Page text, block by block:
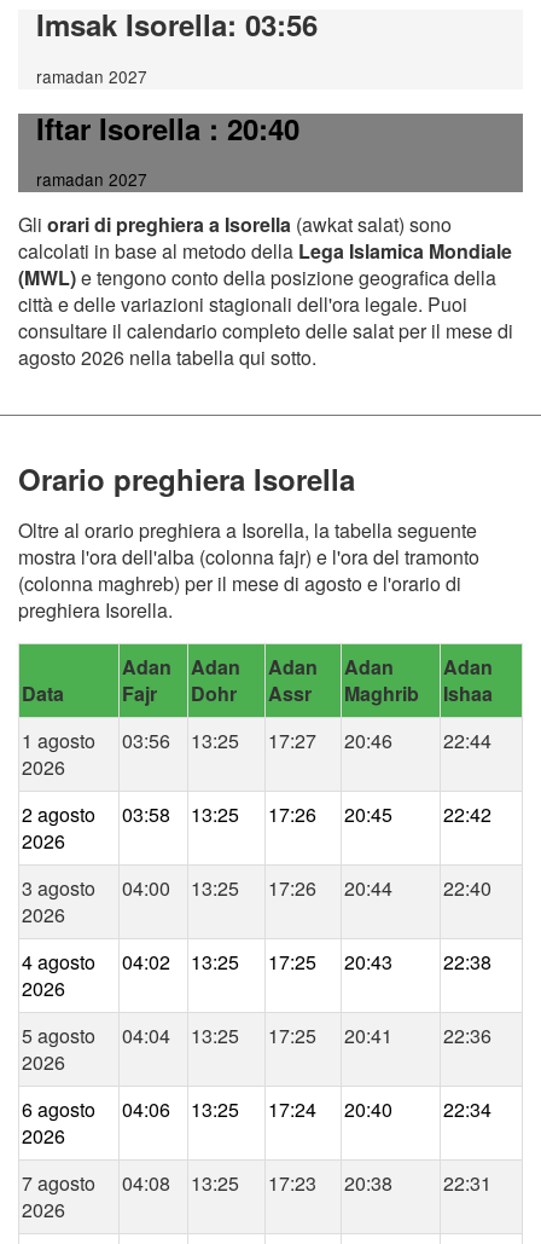
Imsak Isorella: 03:56
ramadan 2027
Iftar Isorella: 20:40
ramadan 2027
Gli orari di preghiera a Isorella (awkat salat) sono
calcolati in base al metodo della Lega Islamica Mondiale
(MWL)e tengono conto della posizione geografica della
città e delle variazioni stagionali dell'ora legale. Puoi
consultare il calendario completo delle salat per il mese di
agosto 2026 nella tabella qui sotto.
Orario preghiera Isorella
Oltre al orario preghiera a Isorella, la tabella seguente
mostra l'ora dell'alba (colonna fajr) e l'ora del tramonto
(colonna maghreb) per il mese di agosto e l'orario di
preghiera Isorella.
Data
Adan
Fajr
Adan
Dohr
Adan
Assr
Adan
Maghrib
Adan
Ishaa
1 agosto
2026
03:56 13:25 17:27 20:46 22:44
2 agosto
2026
03:58 13:25 17:26 20:45 22:42
3 agosto
2026
04:00 13:25 17:26 20:44 22:40
4 agosto
2026
04:02 13:25 17:25 20:43 22:38
5 agosto
2026
04:04 13:25 17:25 20:41 22:36
6 agosto
2026
04:06 13:25 17:24 20:40 22:34
7 agosto
2026
04:08 13:25 17:23 20:38 22:31